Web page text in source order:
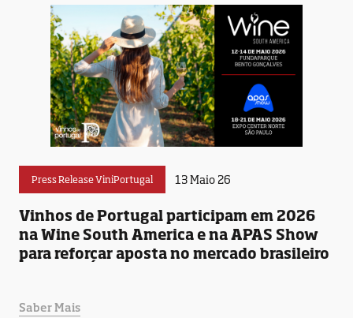
Press Release ViniPortugal 13 Maio 26
Vinhos de Portugal participam em 2026
na Wine South America e na APAS Show
para reforçar aposta no mercado brasileiro
Saber Mais